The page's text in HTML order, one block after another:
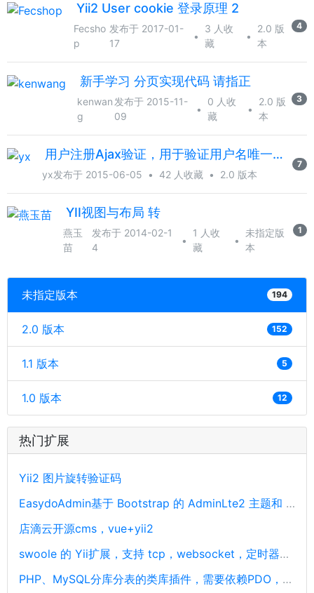
Yii2 User cookie 登录原理 2
Fecsho
p
发布于 2017-01-
17
•
3 人收
藏
•
2.0 版
本
4
新手学习 分页实现代码 请指正
kenwan
g
发布于 2015-11-
09
•
0 人收
藏
•
2.0 版
本
3
用户注册Ajax验证，用于验证用户名唯一性，邮箱唯一性
yx发布于 2015-06-05 • 42 人收藏 • 2.0 版本
7
YII视图与布局 转
燕玉
苗
发布于 2014-02-1
4
•
1 人收
藏
•
未指定版
本
1
未指定版本 194
2.0 版本 152
1.1 版本 5
1.0 版本 12
热门扩展
Yii2 图片旋转验证码
EasydoAdmin基于 Bootstrap 的 AdminLte2 主题和 Yii2 框架开发
店滴云开源cms，vue+yii2
swoole 的 Yii扩展，支持 tcp，websocket，定时器，udp
PHP、MySQL分库分表的类库插件，需要依赖PDO，PHP分库分表，支持协程